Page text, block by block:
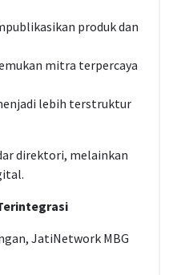
produk dan
mitra terpercaya
lebih terstruktur
direktori, melainkan
JatiNetwork MBG